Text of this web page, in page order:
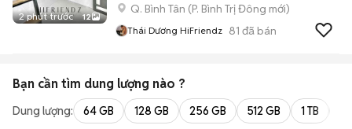
2 phút trước 12
Q. Bình Tân (P. Bình Trị Đông mới)
Thái Dương HiFriendz 81 đã bán
Bạn cần tìm dung lượng nào ?
Dung lượng: 64 GB 128 GB 256 GB 512 GB 1 TB